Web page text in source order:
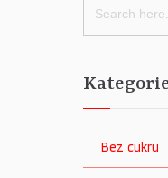
for:
Bez cukru